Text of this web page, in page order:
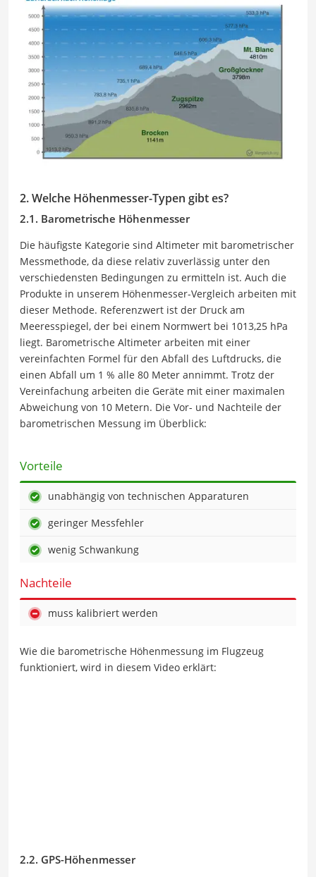
2. Welche Höhenmesser-Typen gibt es?
2.1. Barometrische Höhenmesser
Die häufigste Kategorie sind Altimeter mit barometrischer
Messmethode, da diese relativ zuverlässig unter den
verschiedensten Bedingungen zu ermitteln ist. Auch die
Produkte in unserem Höhenmesser-Vergleich arbeiten mit
dieser Methode. Referenzwert ist der Druck am
Meeresspiegel, der bei einem Normwert bei 1013,25 hPa
liegt. Barometrische Altimeter arbeiten mit einer
vereinfachten Formel für den Abfall des Luftdrucks, die
einen Abfall um 1 % alle 80 Meter annimmt. Trotz der
Vereinfachung arbeiten die Geräte mit einer maximalen
Abweichung von 10 Metern. Die Vor- und Nachteile der
barometrischen Messung im Überblick:
Vorteile
unabhängig von technischen Apparaturen
geringer Messfehler
wenig Schwankung
Nachteile
muss kalibriert werden
Wie die barometrische Höhenmessung im Flugzeug
funktioniert, wird in diesem Video erklärt:
2.2. GPS-Höhenmesser